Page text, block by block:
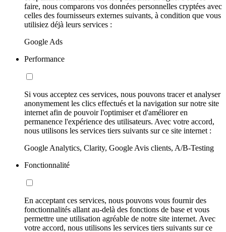
faire, nous comparons vos données personnelles cryptées avec
celles des fournisseurs externes suivants, à condition que vous
utilisiez déjà leurs services :
Google Ads
Performance
Si vous acceptez ces services, nous pouvons tracer et analyser
anonymement les clics effectués et la navigation sur notre site
internet afin de pouvoir l'optimiser et d'améliorer en
permanence l'expérience des utilisateurs. Avec votre accord,
nous utilisons les services tiers suivants sur ce site internet :
Google Analytics, Clarity, Google Avis clients, A/B-Testing
Fonctionnalité
En acceptant ces services, nous pouvons vous fournir des
fonctionnalités allant au-delà des fonctions de base et vous
permettre une utilisation agréable de notre site internet. Avec
votre accord, nous utilisons les services tiers suivants sur ce